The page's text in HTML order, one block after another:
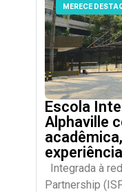
MERECE
Escola
Alphaville
Integrada à
Partnership